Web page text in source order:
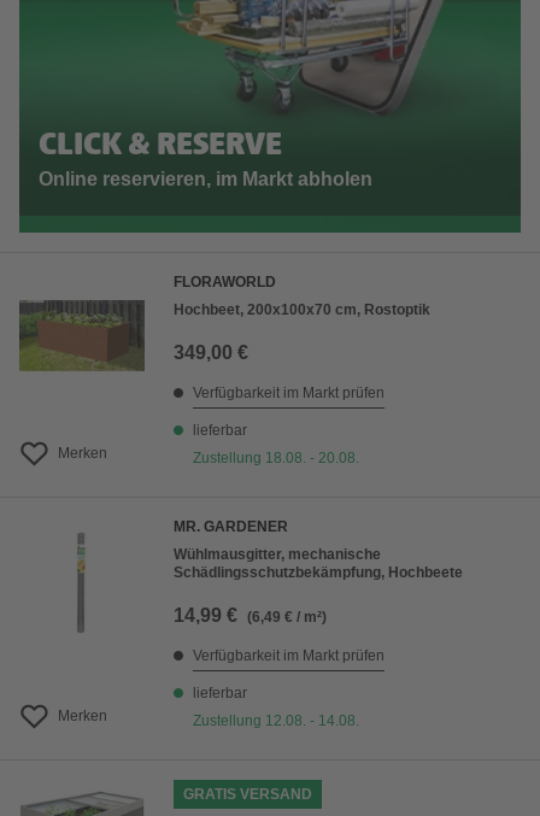
CLICK & RESERVE
Online reservieren, im Markt abholen
Merken
FLORAWORLD
Hochbeet, 200x100x70 cm, Rostoptik
349,00 €
Verfügbarkeit im Markt prüfen
lieferbar
Zustellung 18.08. - 20.08.
Merken
MR. GARDENER
Wühlmausgitter, mechanische
Schädlingsschutzbekämpfung, Hochbeete
14,99 € (6,49 € / m²)
Verfügbarkeit im Markt prüfen
lieferbar
Zustellung 12.08. - 14.08.
GRATIS VERSAND